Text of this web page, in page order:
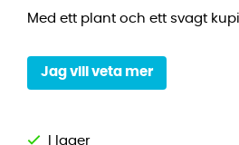
Med ett plant och ett svagt
Jag vill veta mer